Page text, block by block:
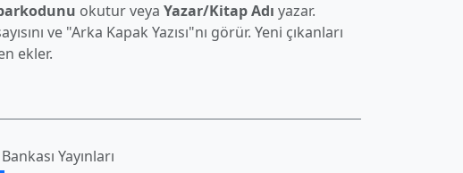
okutur veya Yazar/Kitap Adı yazar.
ve "Arka Kapak Yazısı"nı görür. Yeni çıkanları
ekler.
Yayınları